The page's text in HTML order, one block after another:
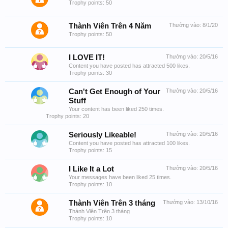
Trophy points: 50
Thưởng vào: 8/1/20
Thành Viên Trên 4 Năm
Trophy points: 50
Thưởng vào: 20/5/16
I LOVE IT!
Content you have posted has attracted 500 likes.
Trophy points: 30
Thưởng vào: 20/5/16
Can't Get Enough of Your
Stuff
Your content has been liked 250 times.
Trophy points: 20
Thưởng vào: 20/5/16
Seriously Likeable!
Content you have posted has attracted 100 likes.
Trophy points: 15
Thưởng vào: 20/5/16
I Like It a Lot
Your messages have been liked 25 times.
Trophy points: 10
Thưởng vào: 13/10/16
Thành Viên Trên 3 tháng
Thành Viên Trên 3 tháng
Trophy points: 10